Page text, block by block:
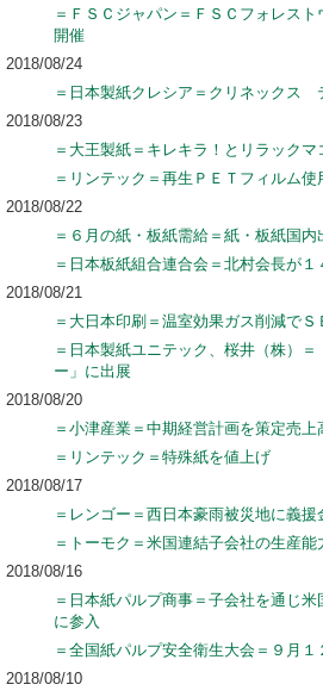
＝ＦＳＣジャパン＝ＦＳＣフォレス
開催
2018/08/24
＝日本製紙クレシア＝クリネックス
2018/08/23
＝大王製紙＝キレキラ！とリラック
＝リンテック＝再生ＰＥＴフィルム
2018/08/22
＝６月の紙・板紙需給＝紙・板紙国
＝日本板紙組合連合会＝北村会長が１
2018/08/21
＝大日本印刷＝温室効果ガス削減で
＝日本製紙ユニテック、桜井（株）
ー」に出展
2018/08/20
＝小津産業＝中期経営計画を策定売
＝リンテック＝特殊紙を値上げ
2018/08/17
＝レンゴー＝西日本豪雨被災地に義援
＝トーモク＝米国連結子会社の生産能
2018/08/16
＝日本紙パルプ商事＝子会社を通じ
に参入
＝全国紙パルプ安全衛生大会＝９月
2018/08/10